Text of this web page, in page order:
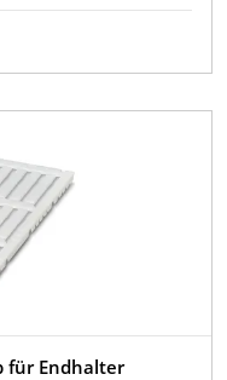
für Endhalter